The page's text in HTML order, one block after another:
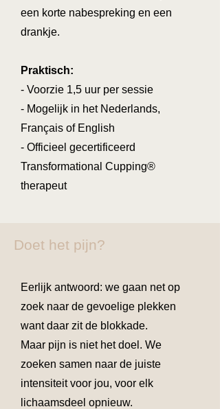
een korte nabespreking en een
drankje.
Praktisch:
- Voorzie 1,5 uur per sessie
- Mogelijk in het Nederlands,
Français of English
- Officieel gecertificeerd
Transformational Cupping®
therapeut
Doet het pijn?
Eerlijk antwoord: we gaan net op
zoek naar de gevoelige plekken
want daar zit de blokkade.
Maar pijn is niet het doel. We
zoeken samen naar de juiste
intensiteit voor jou, voor elk
lichaamsdeel opnieuw.